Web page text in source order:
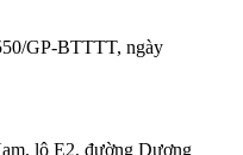
GP-BTTTT, ngày
lô E2, đường Dương